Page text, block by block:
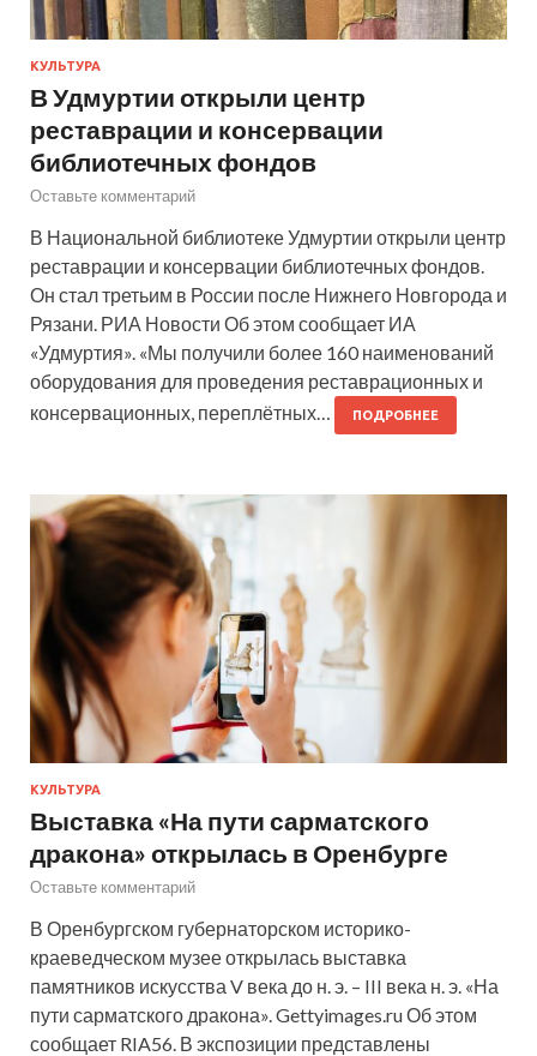
КУЛЬТУРА
В Удмуртии открыли центр
реставрации и консервации
библиотечных фондов
Оставьте комментарий
В Национальной библиотеке Удмуртии открыли центр
реставрации и консервации библиотечных фондов.
Он стал третьим в России после Нижнего Новгорода и
Рязани. РИА Новости Об этом сообщает ИА
«Удмуртия». «Мы получили более 160 наименований
оборудования для проведения реставрационных и
консервационных, переплётных…
ПОДРОБНЕЕ
КУЛЬТУРА
Выставка «На пути сарматского
дракона» открылась в Оренбурге
Оставьте комментарий
В Оренбургском губернаторском историко-
краеведческом музее открылась выставка
памятников искусства V века до н. э. – III века н. э. «На
пути сарматского дракона». Gettyimages.ru Об этом
сообщает RIA56. В экспозиции представлены